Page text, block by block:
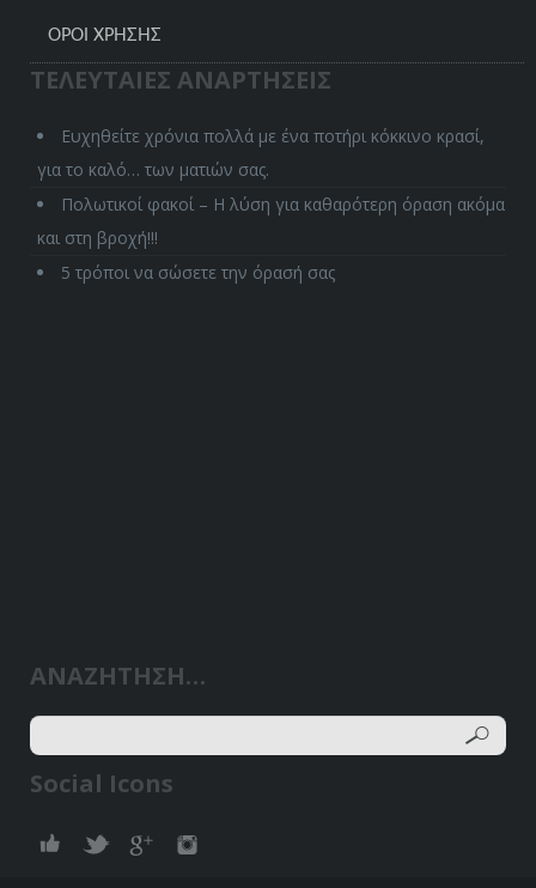
ΌΡΟΙ ΧΡΉΣΗΣ
ΤΕΛΕΥΤΑΙΕΣ ΑΝΑΡΤΗΣΕΙΣ
Ευχηθείτε χρόνια πολλά με ένα ποτήρι κόκκινο κρασί,
για το καλό… των ματιών σας.
Πολωτικοί φακοί – Η λύση για καθαρότερη όραση ακόμα
και στη βροχή!!!
5 τρόποι να σώσετε την όρασή σας
ΑΝΑΖΗΤΗΣΗ…
Social Icons